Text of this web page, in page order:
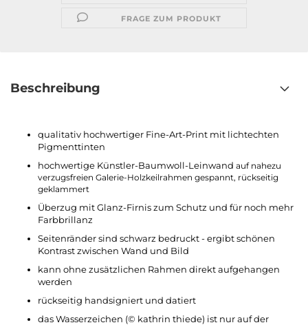
FRAGE ZUM PRODUKT
Beschreibung
qualitativ hochwertiger Fine-Art-Print mit lichtechten
Pigmenttinten
hochwertige Künstler-Baumwoll-Leinwand auf nahezu
verzugsfreien Galerie-Holzkeilrahmen gespannt, rückseitig
geklammert
Überzug mit Glanz-Firnis zum Schutz und für noch mehr
Farbbrillanz
Seitenränder sind schwarz bedruckt - ergibt schönen
Kontrast zwischen Wand und Bild
kann ohne zusätzlichen Rahmen direkt aufgehangen
werden
rückseitig handsigniert und datiert
das Wasserzeichen (© kathrin thiede) ist nur auf der